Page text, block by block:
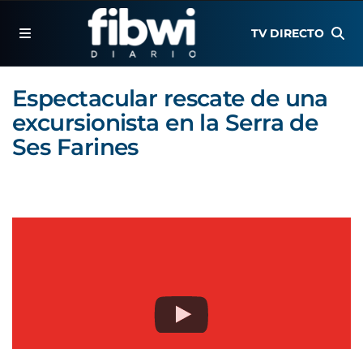
TV DIRECTO
Espectacular rescate de una
excursionista en la Serra de
Ses Farines